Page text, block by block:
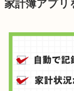
家計簿アプリ